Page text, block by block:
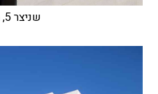
שניצר 5, תל אביב